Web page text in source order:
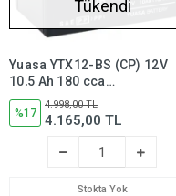
Tükendi
Yuasa YTX12-BS (CP) 12V
10,5 Ah 180 cca
Motosiklet Aküsü (Bakım
Gerektirmez),ytx12bs
%17
4.998,00 TL
4.165,00 TL
Stokta Yok